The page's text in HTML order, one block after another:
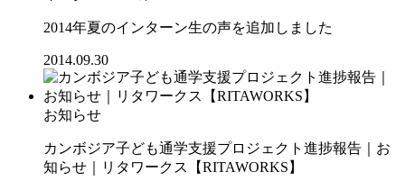
2014年夏のインターン生の声を追加しました
2014.09.30
お知らせ
カンボジア子ども通学支援プロジェクト進捗報告｜お
知らせ｜リタワークス【RITAWORKS】